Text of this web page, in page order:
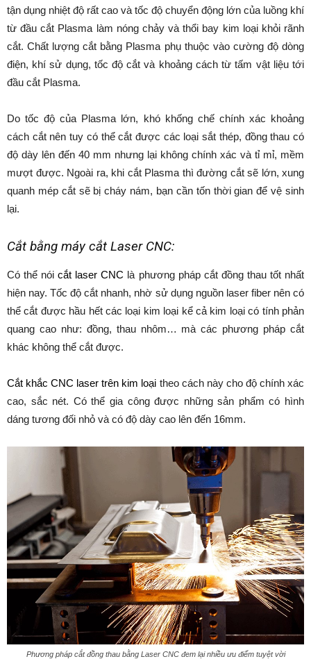
tận dụng nhiệt độ rất cao và tốc độ chuyển động lớn của luồng khí
từ đầu cắt Plasma làm nóng chảy và thổi bay kim loại khỏi rãnh
cắt. Chất lượng cắt bằng Plasma phụ thuộc vào cường độ dòng
điện, khí sử dụng, tốc độ cắt và khoảng cách từ tấm vật liệu tới
đầu cắt Plasma.
Do tốc độ của Plasma lớn, khó khống chế chính xác khoảng
cách cắt nên tuy có thể cắt được các loại sắt thép, đồng thau có
độ dày lên đến 40 mm nhưng lại không chính xác và tỉ mỉ, mềm
mượt được. Ngoài ra, khi cắt Plasma thì đường cắt sẽ lớn, xung
quanh mép cắt sẽ bị cháy nám, bạn cần tốn thời gian để vệ sinh
lại.
Cắt bằng máy cắt Laser CNC:
Có thể nóicắt laser CNC là phương pháp cắt đồng thau tốt nhất
hiện nay. Tốc độ cắt nhanh, nhờ sử dụng nguồn laser fiber nên có
thể cắt được hầu hết các loại kim loại kể cả kim loại có tính phản
quang cao như: đồng, thau nhôm… mà các phương pháp cắt
khác không thể cắt được.
Cắt khắc CNC laser trên kim loại theo cách này cho độ chính xác
cao, sắc nét. Có thể gia công được những sản phẩm có hình
dáng tương đối nhỏ và có độ dày cao lên đến 16mm.
Phương pháp cắt đồng thau bằng Laser CNC đem lại nhiều ưu điểm tuyệt vời